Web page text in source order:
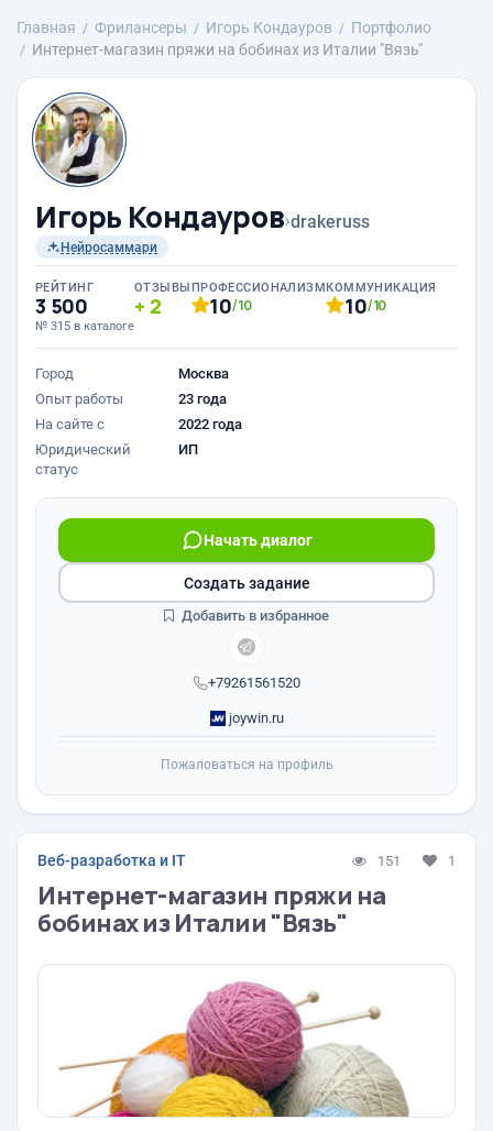
Главная Фрилансеры Игорь Кондауров
Портфолио
Интернет-магазин пряжи на бобинах из Италии "Вязь"
Игорь Кондауров›drakeruss
Нейросаммари
РЕЙТИНГ
3 500
№ 315 в каталоге
ОТЗЫВЫ
2
ПРОФЕССИОНАЛИЗМ
10/10
КОММУНИКАЦИЯ
10/10
Город
Москва
Опыт работы
23 года
На сайте с
2022 года
Юридический
статус
ИП
+79261561520
Начать диалог
joywin.ru
Создать задание
Добавить в избранное
Пожаловаться на профиль
Веб-разработка и IT 151 1
Интернет-магазин пряжи на
бобинах из Италии "Вязь"